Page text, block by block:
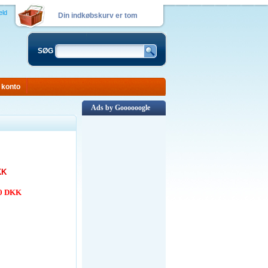
Din indkøbskurv er tom
SØG
konto
DKK
Ads by Goooooogle